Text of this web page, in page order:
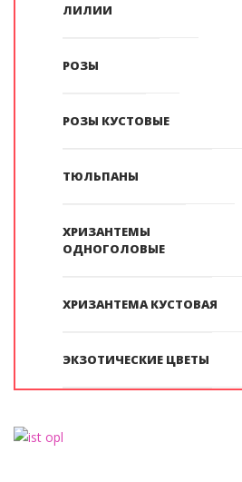
ЛИЛИИ
РОЗЫ
РОЗЫ КУСТОВЫЕ
ТЮЛЬПАНЫ
ХРИЗАНТЕМЫ
ОДНОГОЛОВЫЕ
ХРИЗАНТЕМА КУСТОВАЯ
ЭКЗОТИЧЕСКИЕ ЦВЕТЫ